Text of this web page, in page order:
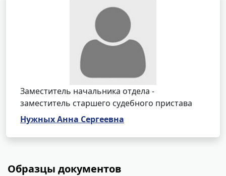
Заместитель начальника отдела -
заместитель старшего судебного пристава
Нужных Анна Сергеевна
Образцы документов